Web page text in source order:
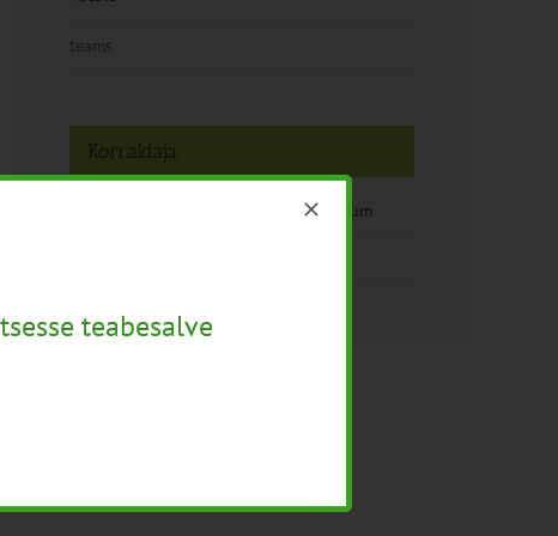
teams
Korraldaja
Regionaal- ja Põllumajandusministeerium
teabesalve